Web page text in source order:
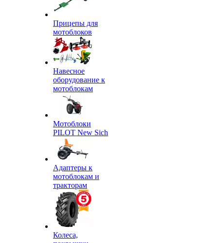
Прицепы для
мотоблоков
Навесное
оборудование к
мотоблокам
Мотоблоки
PILOT New Sich
Адаптеры к
мотоблокам и
тракторам
Колеса,